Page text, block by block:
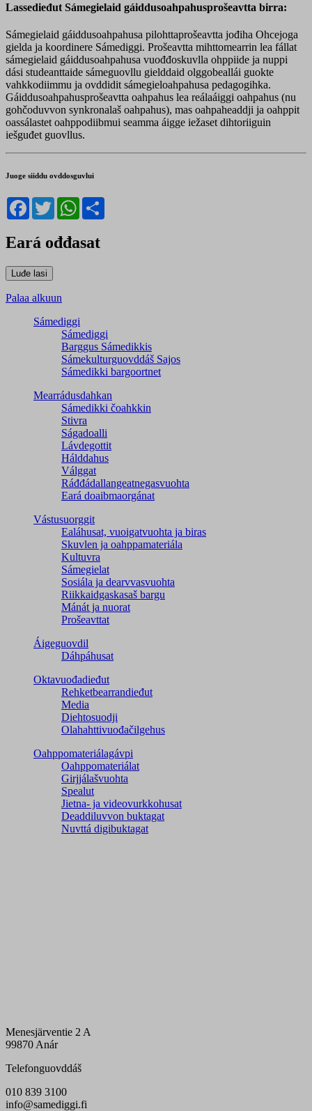
Lassedieđut Sámegielaid gáiddusoahpahusprošeavtta birra:
Sámegielaid gáiddusoahpahusa pilohttaprošeavtta jođiha Ohcejoga
gielda ja koordinere Sámediggi. Prošeavtta mihttomearrin lea fállat
sámegielaid gáiddusoahpahusa vuođđoskuvlla ohppiide ja nuppi
dási studeanttaide sámeguovllu gielddaid olggobeallái guokte
vahkkodiimmu ja ovddidit sámegieloahpahusa pedagogihka.
Gáiddusoahpahusprošeavtta oahpahus lea reálaáiggi oahpahus (nu
gohčoduvvon synkronalaš oahpahus), mas oahpaheaddji ja oahppit
oassálastet oahppodiibmui seamma áigge iežaset dihtoriiguin
iešguđet guovllus.
Juoge siiddu ovddosguvlui
Facebook
TwitterWhatsApp
Eará ođđasat
Palaa alkuun
Sámediggi
Sámediggi
Barggus Sámedikkis
Sámekulturguovddáš Sajos
Sámedikki bargoortnet
Mearrádusdahkan
Sámedikki čoahkkin
Stivra
Ságadoalli
Lávdegottit
Hálddahus
Válggat
Ráđđádallangeatnegas­vuohta
Eará doaibmaorgánat
Vástusuorggit
Ealáhusat, vuoigatvuohta ja biras
Skuvlen ja oahppamateriála
Kultuvra
Sámegielat
Sosiála ja dearvvasvuohta
Riikkaidgaskasaš bargu
Mánát ja nuorat
Prošeavttat
Áigeguovdil
Dáhpáhusat
Oktavuođadieđut
Rehketbearrandieđut
Media
Diehtosuodji
Olahahttivuođačilgehus
Oahppomateriálagávpi
Oahppomateriálat
Girjjálašvuohta
Spealut
Jietna- ja videovurkkohusat
Deaddiluvvon buktagat
Nuvttá digibuktagat
Menesjärventie 2 A
99870 Anár
Telefonguovddáš
010 839 3100
info@samediggi.fi